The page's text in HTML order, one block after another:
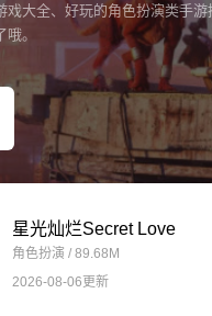
戏大全、好玩的角色扮演类手
。
星光灿烂Secret Love
角色扮演 / 89.68M
2026-08-06更新